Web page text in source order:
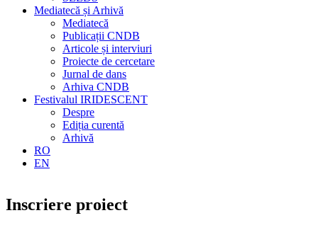
Mediatecă și Arhivă
Mediatecă
Publicații CNDB
Articole și interviuri
Proiecte de cercetare
Jurnal de dans
Arhiva CNDB
Festivalul IRIDESCENT
Despre
Ediția curentă
Arhivă
RO
EN
Inscriere proiect